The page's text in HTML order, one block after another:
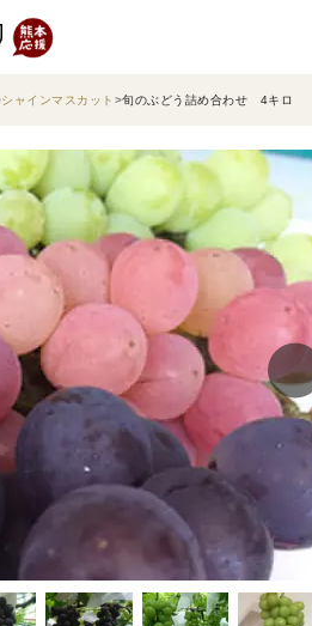
シャインマスカット 旬のぶどう詰め合わせ 4キロ